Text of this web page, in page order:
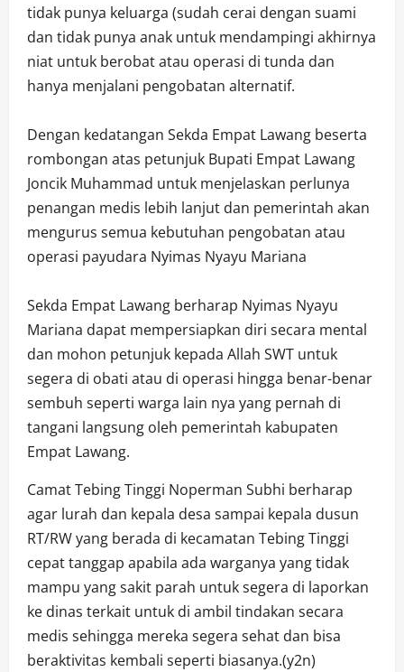
tidak punya keluarga (sudah cerai dengan suami
dan tidak punya anak untuk mendampingi akhirnya
niat untuk berobat atau operasi di tunda dan
hanya menjalani pengobatan alternatif.
Dengan kedatangan Sekda Empat Lawang beserta
rombongan atas petunjuk Bupati Empat Lawang
Joncik Muhammad untuk menjelaskan perlunya
penangan medis lebih lanjut dan pemerintah akan
mengurus semua kebutuhan pengobatan atau
operasi payudara Nyimas Nyayu Mariana
Sekda Empat Lawang berharap Nyimas Nyayu
Mariana dapat mempersiapkan diri secara mental
dan mohon petunjuk kepada Allah SWT untuk
segera di obati atau di operasi hingga benar-benar
sembuh seperti warga lain nya yang pernah di
tangani langsung oleh pemerintah kabupaten
Empat Lawang.
Camat Tebing Tinggi Noperman Subhi berharap
agar lurah dan kepala desa sampai kepala dusun
RT/RW yang berada di kecamatan Tebing Tinggi
cepat tanggap apabila ada warganya yang tidak
mampu yang sakit parah untuk segera di laporkan
ke dinas terkait untuk di ambil tindakan secara
medis sehingga mereka segera sehat dan bisa
beraktivitas kembali seperti biasanya.(y2n)